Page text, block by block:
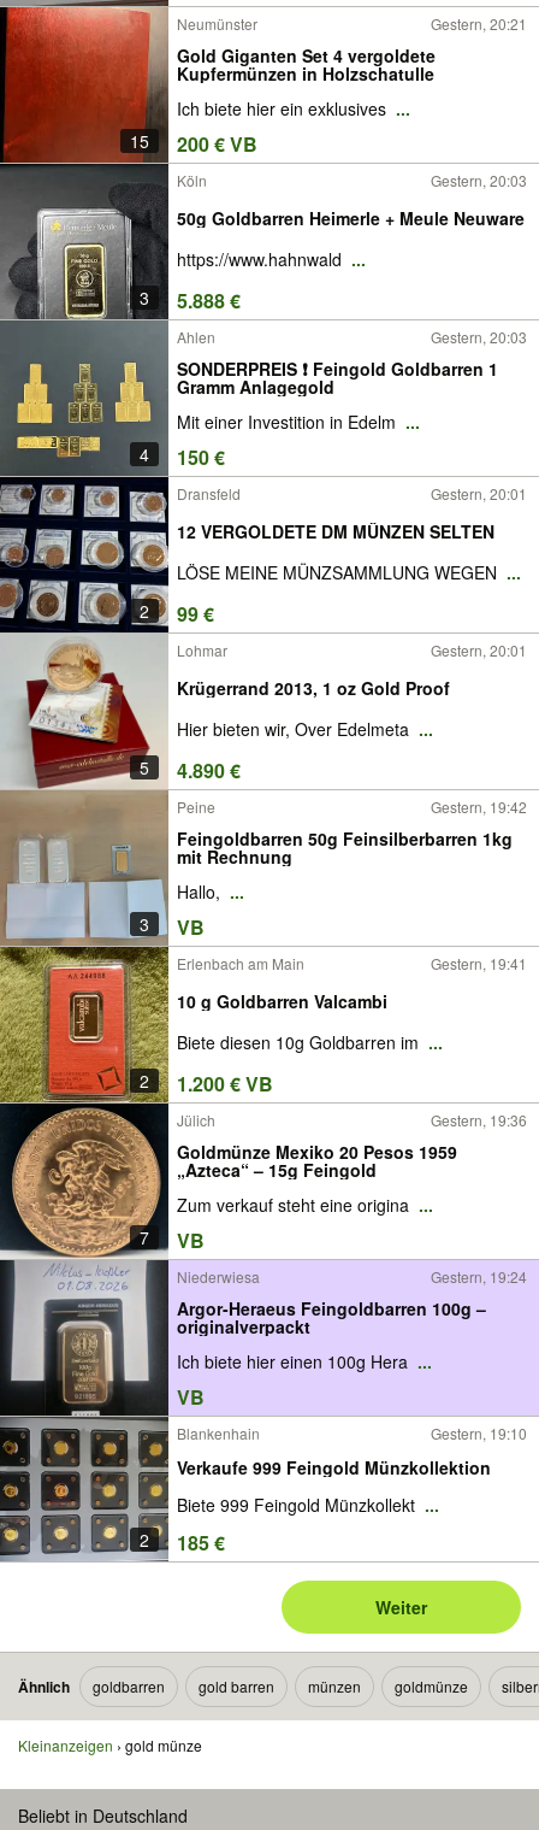
15
Neumünster Gestern, 20:21
Gold Giganten Set 4 vergoldete
Kupfermünzen in Holzschatulle
Ich biete hier ein exklusives ...
200 € VB
3
Köln Gestern, 20:03
50g Goldbarren Heimerle + Meule Neuware
https://www.hahnwald ...
5.888 €
4
Ahlen Gestern, 20:03
SONDERPREIS ❗️ Feingold Goldbarren 1
Gramm Anlagegold
Mit einer Investition in Edelm ...
150 €
2
Dransfeld Gestern, 20:01
12 VERGOLDETE DM MÜNZEN SELTEN
LÖSE MEINE MÜNZSAMMLUNG WEGEN ...
99 €
5
Lohmar Gestern, 20:01
Krügerrand 2013, 1 oz Gold Proof
Hier bieten wir, Over Edelmeta ...
4.890 €
3
Peine Gestern, 19:42
Feingoldbarren 50g Feinsilberbarren 1kg
mit Rechnung
Hallo, ...
VB
2
Erlenbach am Main Gestern, 19:41
10 g Goldbarren Valcambi
Biete diesen 10g Goldbarren im ...
1.200 € VB
7
Jülich Gestern, 19:36
Goldmünze Mexiko 20 Pesos 1959
„Azteca“ – 15g Feingold
Zum verkauf steht eine origina ...
VB
Niederwiesa Gestern, 19:24
Argor-Heraeus Feingoldbarren 100g –
originalverpackt
Ich biete hier einen 100g Hera ...
VB
2
Blankenhain Gestern, 19:10
Verkaufe 999 Feingold Münzkollektion
Biete 999 Feingold Münzkollekt ...
185 €
Weiter
Ähnlich goldbarren gold barren münzen goldmünze
Kleinanzeigen gold münze
Beliebt in Deutschland